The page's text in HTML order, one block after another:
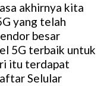
akhirnya kita
yang telah
besar
5G terbaik untuk
itu terdapat
Selular